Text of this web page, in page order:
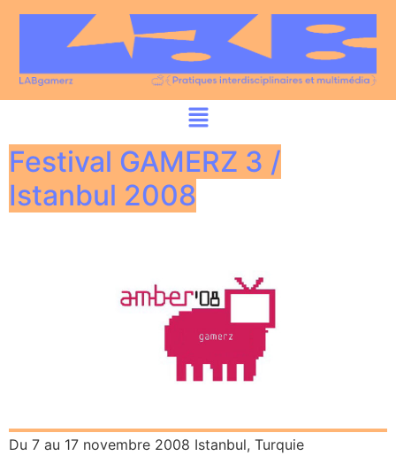
Festival GAMERZ 3 /
Istanbul 2008
Du 7 au 17 novembre 2008 Istanbul, Turquie